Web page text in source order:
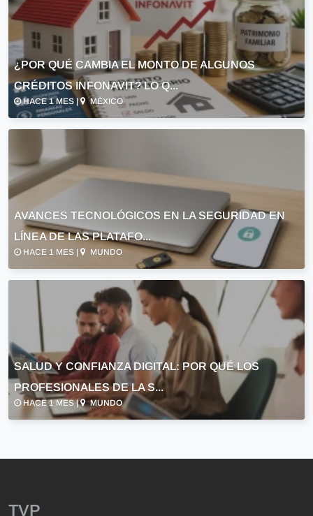
¿POR QUÉ CAMBIA EL MONTO DE ALGUNOS
CRÉDITOS INFONAVIT? LO Q...
HACE 1 MES | MÉXICO
AVANCES TECNOLÓGICOS EN LA SEGURIDAD EN
LÍNEA DE LAS PLATAFO...
HACE 1 MES | MUNDO
SALUD Y CONFIANZA DIGITAL: POR QUÉ LOS
PROFESIONALES DE LA S...
HACE 1 MES | MUNDO
TVP